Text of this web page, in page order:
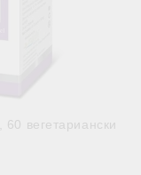
вегетариански